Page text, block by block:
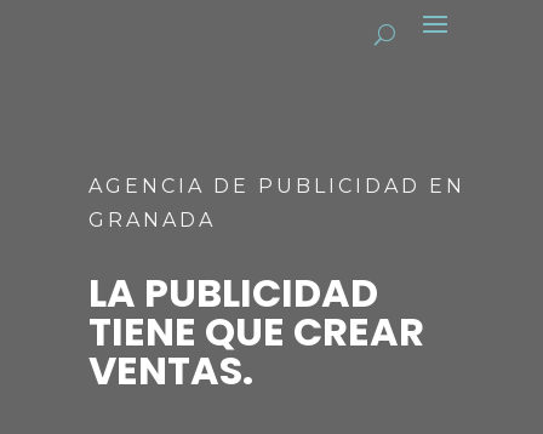
AGENCIA DE PUBLICIDAD EN
GRANADA
LA PUBLICIDAD
TIENE QUE CREAR
VENTAS.